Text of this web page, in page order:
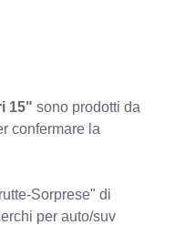
15" sono prodotti da
confermare la
Sorprese" di
per auto/suv